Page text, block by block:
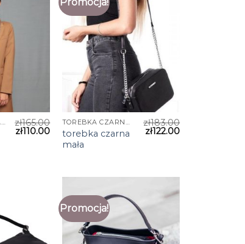
TOREBKA CZARNA MAŁA zł165.00
zł110.00
TOREBKA CZARNA MAŁA
torebka czarna
mała
zł183.00
zł122.00
Promocja!